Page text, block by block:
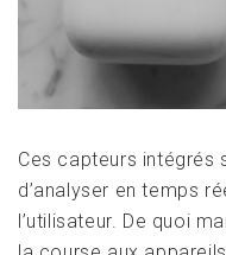
Ces capteurs intégrés
d’analyser en temps
l’utilisateur. De quoi